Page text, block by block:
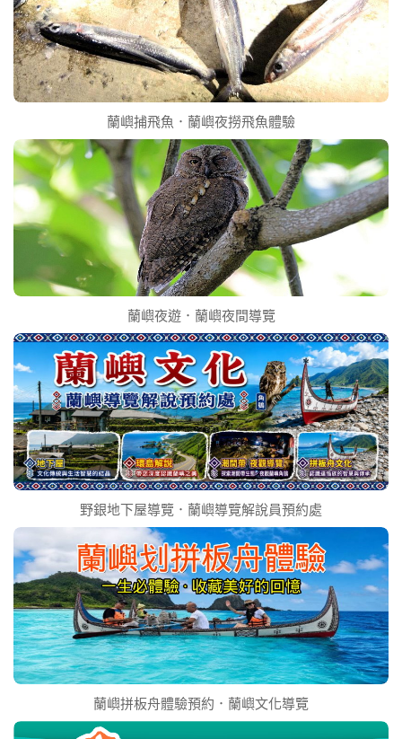
蘭嶼捕飛魚．蘭嶼夜撈飛魚體驗
蘭嶼夜遊．蘭嶼夜間導覽
野銀地下屋導覽．蘭嶼導覽解說員預約處
蘭嶼拼板舟體驗預約．蘭嶼文化導覽